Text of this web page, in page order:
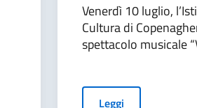
Venerdì 10 luglio,
Cultura di
spettacolo musicale
Leggi